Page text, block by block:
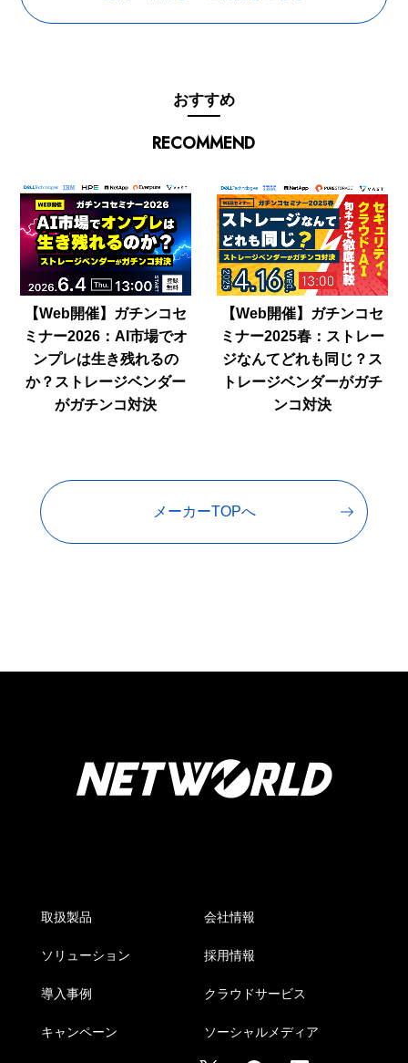
RECOMMEND
おすすめ
【Web開催】ガチンコセ
ミナー2026：AI市場でオ
ンプレは生き残れるの
か？ストレージベンダー
がガチンコ対決
【Web開催】ガチンコセ
ミナー2025春：ストレー
ジなんてどれも同じ？ス
トレージベンダーがガチ
ンコ対決
メーカーTOPへ
取扱製品
ソリューション
導入事例
キャンペーン
会社情報
採用情報
クラウドサービス
ソーシャルメディア